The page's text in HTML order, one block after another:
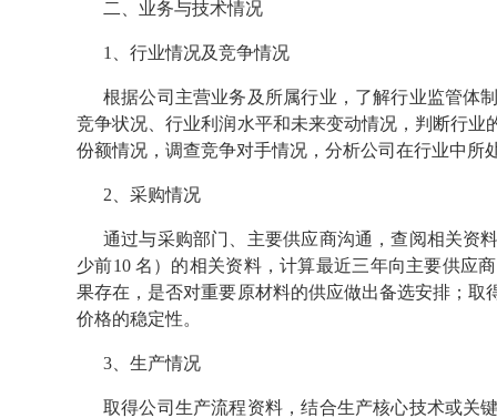
二、业务与技术情况
1、行业情况及竞争情况
根据公司主营业务及所属行业，了解行业监管体
竞争状况、行业利润水平和未来变动情况，判断行
份额情况，调查竞争对手情况，分析公司在行业中所
2、采购情况
通过与采购部门、主要供应商沟通，查阅相关资
少前10 名）的相关资料，计算最近三年向主要供应
果存在，是否对重要原材料的供应做出备选安排；
价格的稳定性。
3、生产情况
取得公司生产流程资料，结合生产核心技术或关